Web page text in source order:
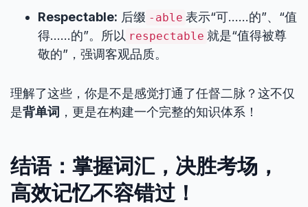
Respectable: 后缀 -able 表示“可……的”、“值
得……的”。所以 respectable 就是“值得被尊
敬的”，强调客观品质。
理解了这些，你是不是感觉打通了任督二脉？这不仅
是背单词 ，更是在构建一个完整的知识体系！
结语：掌握词汇，决胜考场，
高效记忆不容错过！